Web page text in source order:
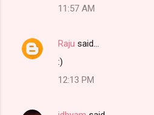
11:57 AM
Raju said…
:)
12:13 PM